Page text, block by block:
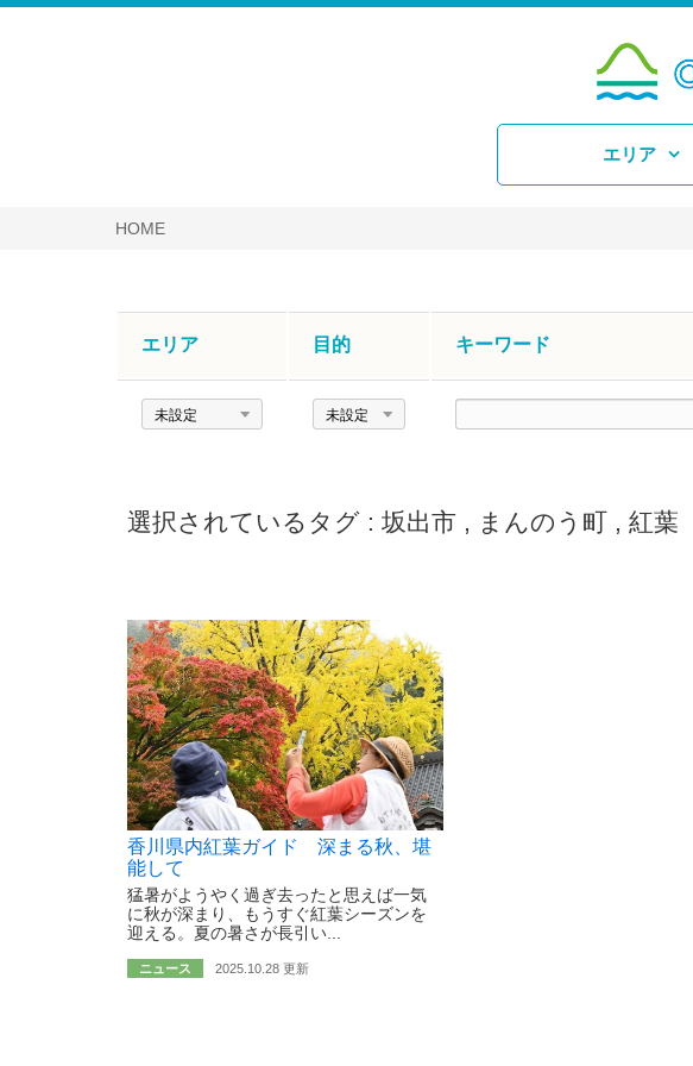
エリア
HOME
エリア 目的 キーワード
エ
目
ド
選択されているタグ : 坂出市 , まんのう町 , 紅葉
香川県内紅葉ガイド 深まる秋、堪
能して
猛暑がようやく過ぎ去ったと思えば一気
に秋が深まり、もうすぐ紅葉シーズンを
迎える。夏の暑さが長引い...
ニュース 2025.10.28 更新